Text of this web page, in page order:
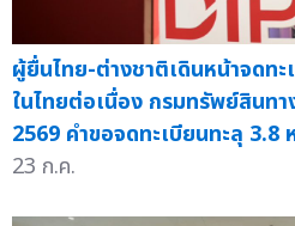
ผู้ยื่นไทย-ต่างชาติเดินหน้าจดท
ในไทยต่อเนื่อง กรมทรัพย์สินท
2569 คำขอจดทะเบียนทะลุ 3.8
23 ก.ค.